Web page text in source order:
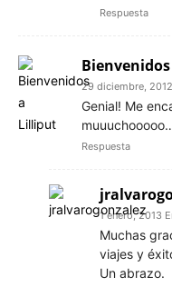
Respuesta
29 diciembre,
Genial! Me
Respuesta
1 enero, 2013
Muchas
viajes y
Un abrazo.